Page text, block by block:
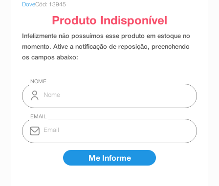
10ºesmalte
DoveCód: 13945